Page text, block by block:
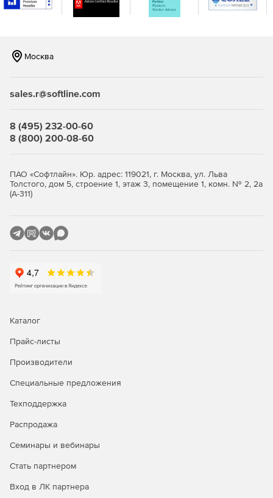
Низкие накладные расходы с мониторингом ресурсов
и сколько времени обработки ввода-вывода
экономится, поэтому значение легко поддается
Перезагрузка не требуется. Можно просто установить,
чтобы увидеть процент трафика чтения и записи,
который был исключен, и полученное время.
Москва
sales.r@softline.com
8 (495) 232-00-60
8 (800) 200-08-60
ПАО «Софтлайн». Юр. адрес: 119021, г. Москва, ул. Льва
Толстого, дом 5, строение 1, этаж 3, помещение 1, комн. № 2, 2а
(А-311)
Каталог
Прайс-листы
Производители
Специальные предложения
Техподдержка
Распродажа
Семинары и вебинары
Стать партнером
Вход в ЛК партнера